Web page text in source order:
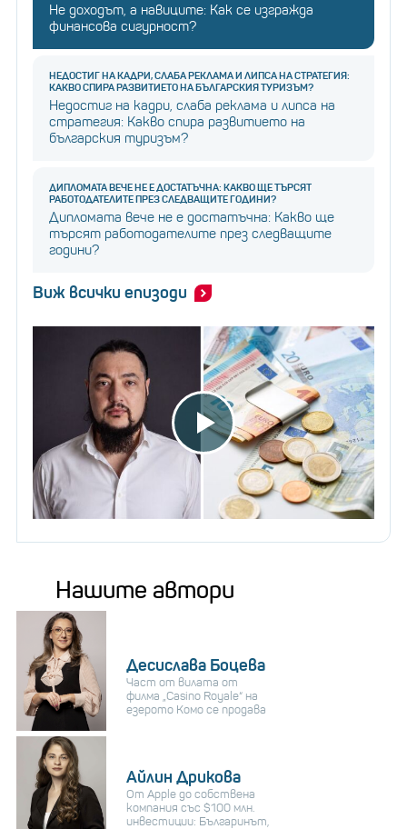
Не доходът, а навиците: Как се изгражда
финансова сигурност?
НЕДОСТИГ НА КАДРИ, СЛАБА РЕКЛАМА И ЛИПСА НА СТРАТЕГИЯ:
КАКВО СПИРА РАЗВИТИЕТО НА БЪЛГАРСКИЯ ТУРИЗЪМ?
Недостиг на кадри, слаба реклама и липса на
стратегия: Какво спира развитието на
българския туризъм?
ДИПЛОМАТА ВЕЧЕ НЕ Е ДОСТАТЪЧНА: КАКВО ЩЕ ТЪРСЯТ
РАБОТОДАТЕЛИТЕ ПРЕЗ СЛЕДВАЩИТЕ ГОДИНИ?
Дипломата вече не е достатъчна: Какво ще
търсят работодателите през следващите
години?
Виж всички епизоди
Нашите автори
Десислава Боцева
Част от вилата от
филма „Casino Royale“ на
езерото Комо се продава
Айлин Дрикова
От Apple до собствена
компания със $100 млн.
инвестиции: Българинът,